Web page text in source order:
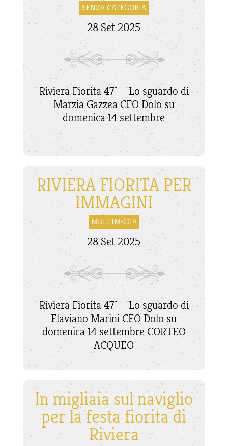
SENZA CATEGORIA
28 Set 2025
Riviera Fiorita 47^ – Lo sguardo di
Marzia Gazzea CFO Dolo su
domenica 14 settembre
RIVIERA FIORITA PER
IMMAGINI
MULTIMEDIA
28 Set 2025
Riviera Fiorita 47^ – Lo sguardo di
Flaviano Marini CFO Dolo su
domenica 14 settembre CORTEO
ACQUEO
In migliaia sul naviglio
per la festa fiorita di
Riviera